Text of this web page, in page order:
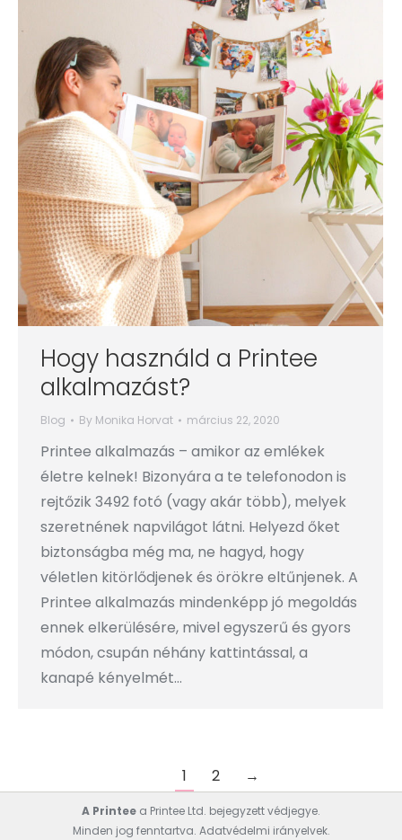
Hogy használd a Printee
alkalmazást?
Blog By Monika Horvat március 22, 2020
Printee alkalmazás – amikor az emlékek
életre kelnek! Bizonyára a te telefonodon is
rejtőzik 3492 fotó (vagy akár több), melyek
szeretnének napvilágot látni. Helyezd őket
biztonságba még ma, ne hagyd, hogy
véletlen kitörlődjenek és örökre eltűnjenek. A
Printee alkalmazás mindenképp jó megoldás
ennek elkerülésére, mivel egyszerű és gyors
módon, csupán néhány kattintással, a
kanapé kényelmét…
1 2 →
A Printee a Printee Ltd. bejegyzett védjegye.
Minden jog fenntartva. Adatvédelmi irányelvek.